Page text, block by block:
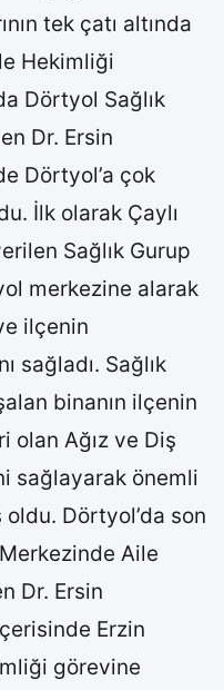
tek çatı altında
Hekimliği
Dörtyol Sağlık
Dr. Ersin
Dörtyol’a çok
İlk olarak Çaylı
Sağlık Gurup
merkezine alarak
ilçenin
sağladı. Sağlık
binanın ilçenin
olan Ağız ve Diş
sağlayarak önemli
Dörtyol’da son
Aile
Dr. Ersin
Erzin
görevine